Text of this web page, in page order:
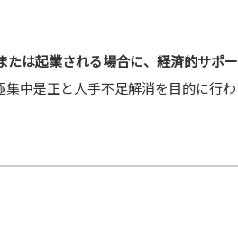
は起業される場合に、経済的サポー
中是正と人手不足解消を目的に行わ